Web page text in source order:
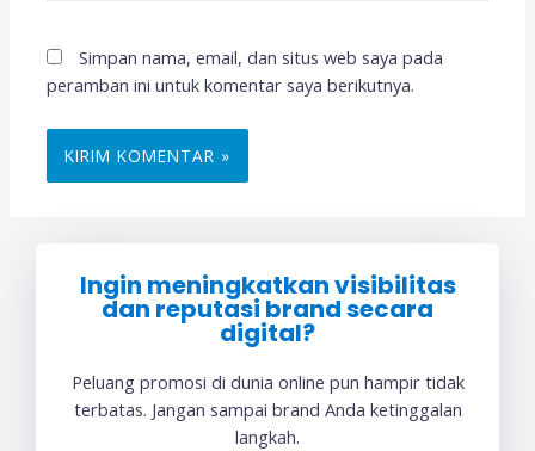
Simpan nama, email, dan situs web saya pada
peramban ini untuk komentar saya berikutnya.
Ingin meningkatkan visibilitas
dan reputasi brand secara
digital?
Peluang promosi di dunia online pun hampir tidak
terbatas. Jangan sampai brand Anda ketinggalan
langkah.